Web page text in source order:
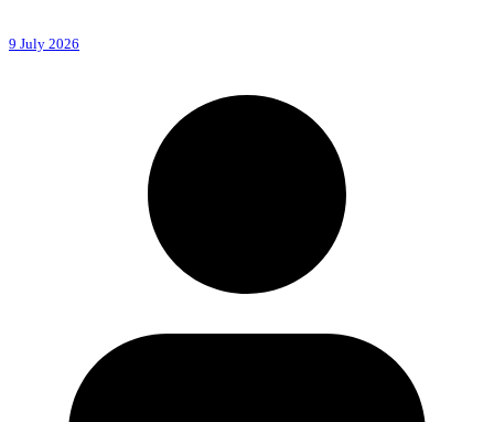
9 July 2026